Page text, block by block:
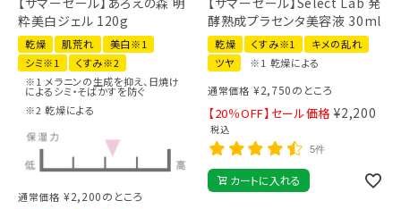
粋美白ジェル 120g
乾燥 肌荒れ
美白※1
シミ※1
くすみ※2
※1 メラニンの生成を抑え、日焼け
によるシミ・そばかすを防ぐ
※2 乾燥による
通常価格 ¥2,200のところ
酵熟成プラセンタ美容液 30ml
乾燥 くすみ※1
キメの乱れ
ツヤ
※1 乾燥による
通常価格 ¥2,750のところ
【20％OFF】セール価格 ¥2,200
税込
5件
カートに入れる